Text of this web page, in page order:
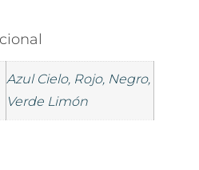
Azul Cielo, Rojo, Negro,
Verde Limón